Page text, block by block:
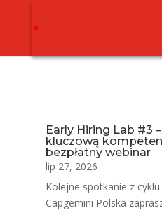
Early Hiring Lab #3
kluczową
bezpłatny webinar
lip 27, 2026
Kolejne spotkanie z cyklu
Capgemini Polska